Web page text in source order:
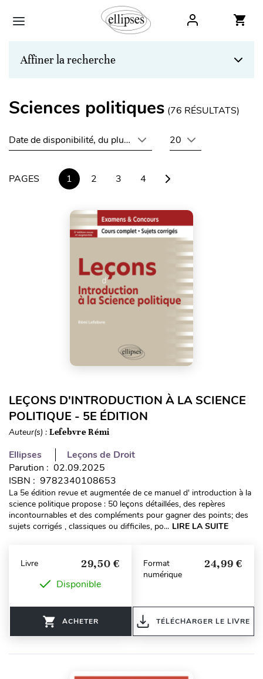
Affiner la recherche
Sciences politiques (76 RÉSULTATS)
Date de disponibilité, du plus récent au plus ancien
20
PAGES 1 2 3 4
LEÇONS D'INTRODUCTION À LA SCIENCE
POLITIQUE - 5E ÉDITION
Auteur(s) : Lefebvre Rémi
Ellipses
Leçons de Droit
Parution : 02.09.2025
ISBN : 9782340108653
La 5e édition revue et augmentée de ce manuel d' introduction à la
science politique propose : 50 leçons détaillées, des repères
incontournables et des compléments pour gagner des points; des
sujets corrigés , classiques ou difficiles, po... LIRE LA SUITE
Livre 29,50 €
Disponible
ACHETER
Format
numérique
24,99 €
TÉLÉCHARGER LE LIVRE